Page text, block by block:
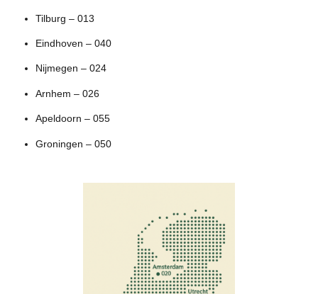
Tilburg – 013
Eindhoven – 040
Nijmegen – 024
Arnhem – 026
Apeldoorn – 055
Groningen – 050